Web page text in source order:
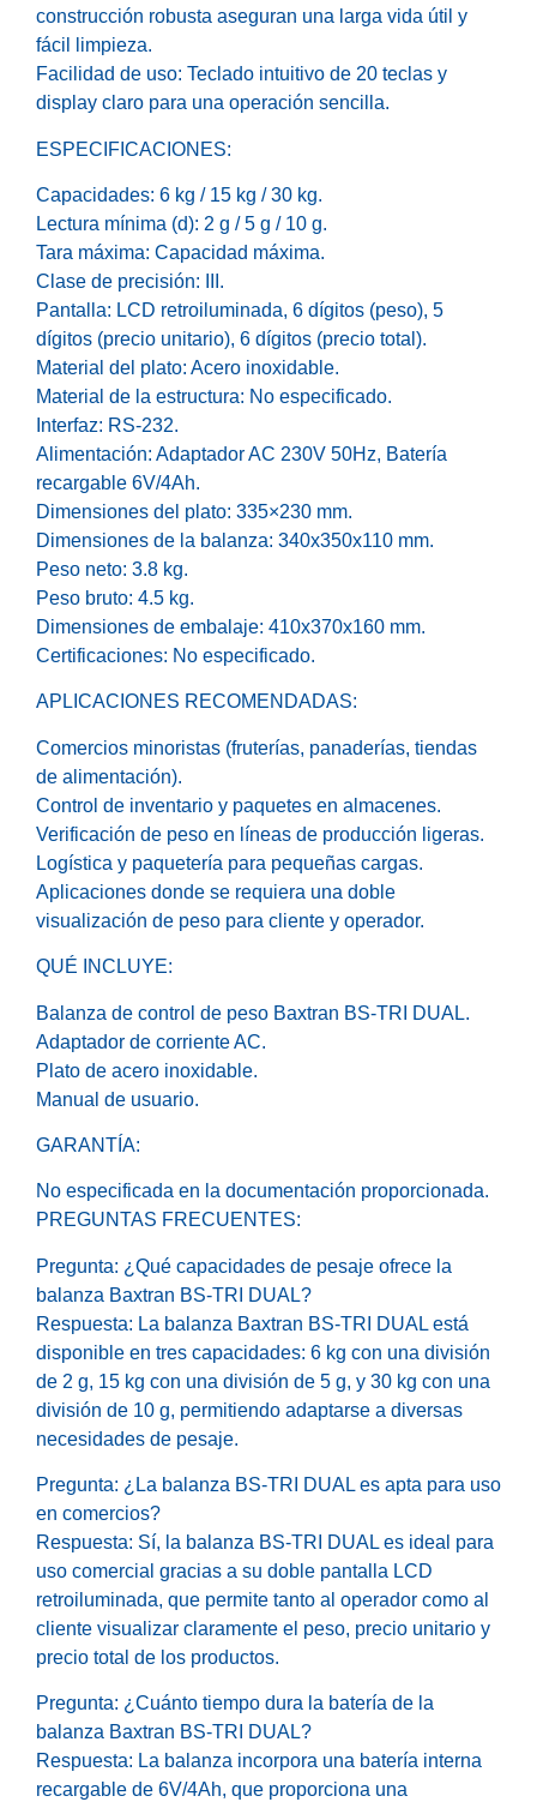
construcción robusta aseguran una larga vida útil y
fácil limpieza.
Facilidad de uso: Teclado intuitivo de 20 teclas y
display claro para una operación sencilla.
ESPECIFICACIONES:
Capacidades: 6 kg / 15 kg / 30 kg.
Lectura mínima (d): 2 g / 5 g / 10 g.
Tara máxima: Capacidad máxima.
Clase de precisión: III.
Pantalla: LCD retroiluminada, 6 dígitos (peso), 5
dígitos (precio unitario), 6 dígitos (precio total).
Material del plato: Acero inoxidable.
Material de la estructura: No especificado.
Interfaz: RS-232.
Alimentación: Adaptador AC 230V 50Hz, Batería
recargable 6V/4Ah.
Dimensiones del plato: 335×230 mm.
Dimensiones de la balanza: 340x350x110 mm.
Peso neto: 3.8 kg.
Peso bruto: 4.5 kg.
Dimensiones de embalaje: 410x370x160 mm.
Certificaciones: No especificado.
APLICACIONES RECOMENDADAS:
Comercios minoristas (fruterías, panaderías, tiendas
de alimentación).
Control de inventario y paquetes en almacenes.
Verificación de peso en líneas de producción ligeras.
Logística y paquetería para pequeñas cargas.
Aplicaciones donde se requiera una doble
visualización de peso para cliente y operador.
QUÉ INCLUYE:
Balanza de control de peso Baxtran BS-TRI DUAL.
Adaptador de corriente AC.
Plato de acero inoxidable.
Manual de usuario.
GARANTÍA:
No especificada en la documentación proporcionada.
PREGUNTAS FRECUENTES:
Pregunta: ¿Qué capacidades de pesaje ofrece la
balanza Baxtran BS-TRI DUAL?
Respuesta: La balanza Baxtran BS-TRI DUAL está
disponible en tres capacidades: 6 kg con una división
de 2 g, 15 kg con una división de 5 g, y 30 kg con una
división de 10 g, permitiendo adaptarse a diversas
necesidades de pesaje.
Pregunta: ¿La balanza BS-TRI DUAL es apta para uso
en comercios?
Respuesta: Sí, la balanza BS-TRI DUAL es ideal para
uso comercial gracias a su doble pantalla LCD
retroiluminada, que permite tanto al operador como al
cliente visualizar claramente el peso, precio unitario y
precio total de los productos.
Pregunta: ¿Cuánto tiempo dura la batería de la
balanza Baxtran BS-TRI DUAL?
Respuesta: La balanza incorpora una batería interna
recargable de 6V/4Ah, que proporciona una